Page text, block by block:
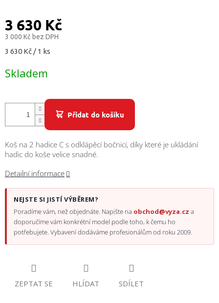
Přihlášení
3 630 Kč
3 000 Kč bez DPH
Měrná
3 630 Kč / 1 ks
Skladem
Přidat do košíku
Koš na 2 hadice C s odklápěcí bočnicí, díky které je ukládání
hadic do koše velice snadné.
Detailní informace
NEJSTE SI JISTÍ VÝBĚREM?
Poradíme vám, než objednáte. Napište na obchod@vyza.cz a
doporučíme vám konkrétní model podle toho, k čemu ho
potřebujete. Vybavení dodáváme profesionálům od roku 2009.
ZEPTAT SE HLÍDAT SDÍLET